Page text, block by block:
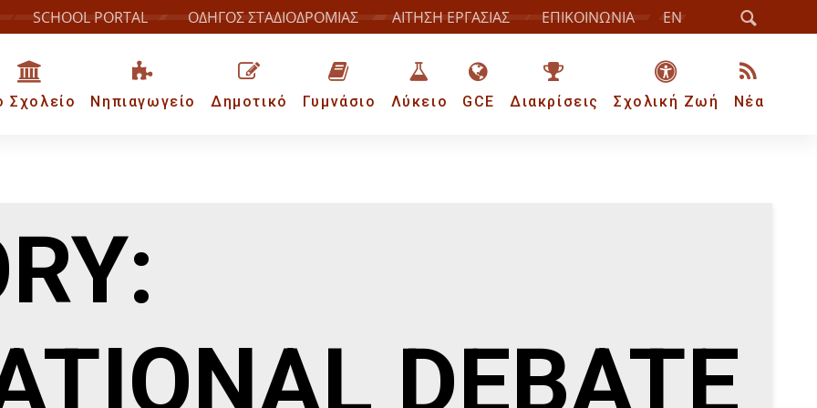
SCHOOL PORTAL ΟΔΗΓΟΣ ΣΤΑΔΙΟΔΡΟΜΙΑΣ ΑΙΤΗΣΗ ΕΡΓΑΣΙΑΣ ΕΠΙΚΟΙΝΩΝΙΑ EN
Σχολείο Νηπιαγωγείο Δημοτικό Γυμνάσιο Λύκειο GCE Διακρίσεις Σχολική Ζωή Νέα
DEBATE